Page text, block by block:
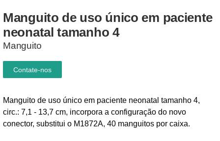
Manguito de uso único em paciente
neonatal tamanho 4
Manguito
Manguito de uso único em paciente neonatal tamanho 4,
circ.: 7,1 - 13,7 cm, incorpora a configuração do novo
conector, substitui o M1872A, 40 manguitos por caixa.
Contate-nos